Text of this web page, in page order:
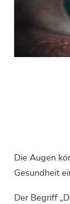
Die Augen
Gesundheit
Der Begriff